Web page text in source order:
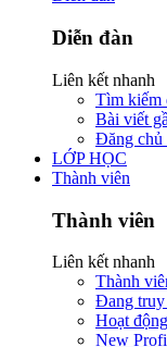
Diễn đàn
Liên kết nhanh
Tìm kiếm
Bài viết
Đăng chủ
LỚP HỌC
Thành viên
Thành viên
Liên kết nhanh
Thành
Đang truy
Hoạt
New